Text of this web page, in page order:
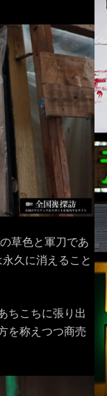
草色と軍刀であ
久に消えること
ちこちに張り出
を称えつつ商売